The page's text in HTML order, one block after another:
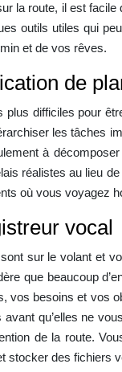
la route, il est
outils utiles qui
et de vos rêves.
de
plus difficiles pour
les tâches
à
réalistes au lieu
où vous voyagez
vocal
sur le volant et
que beaucoup
vos besoins et vos
avant qu’elles ne
de la route.
stocker des fichiers